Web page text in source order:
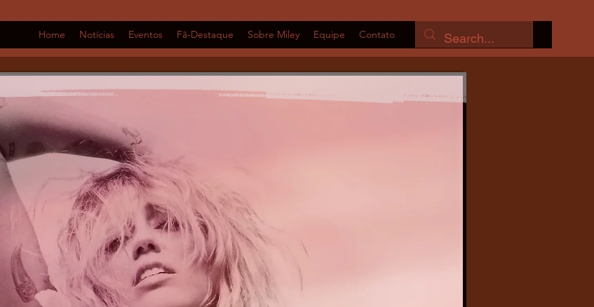
Home Notícias Eventos Fã-Destaque Sobre Miley Equipe Contato